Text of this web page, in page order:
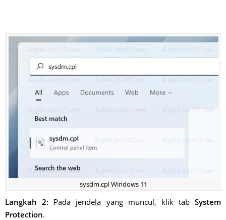
sysdm.cpl Windows 11
Langkah 2: Pada jendela yang muncul, klik tab System
Protection.